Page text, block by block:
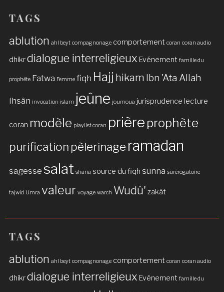
TAGS
ablution ahl beyt compagnonage comportement coran coran audio
dhikrdialogue interreligieux Evénement famille du
prophète Fatwa Femme fiqh Hajj hikam Ibn 'Ata Allah
Ihsân invocation islam jeûne joumoua jurisprudence lecture
coran modèle playlist coran prière prophète
purification pèlerinage ramadan
sagesse salat sharia source du fiqh sunna surérogatoire
tajwid Umra valeur voyage warch Wudû' zakât
TAGS
ablution ahl beyt compagnonage comportement coran coran audio
dhikrdialogue interreligieux Evénement famille du